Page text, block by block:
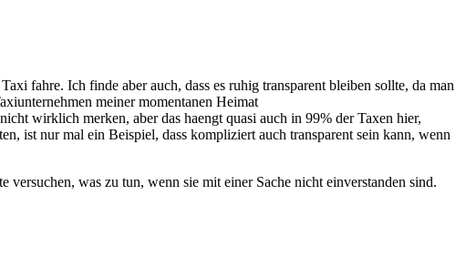
fahre. Ich finde aber auch, dass es ruhig transparent bleiben sollte, da man
meiner momentanen Heimat
wirklich merken, aber das haengt quasi auch in 99% der Taxen hier,
ist nur mal ein Beispiel, dass kompliziert auch transparent sein kann, wenn
was zu tun, wenn sie mit einer Sache nicht einverstanden sind.